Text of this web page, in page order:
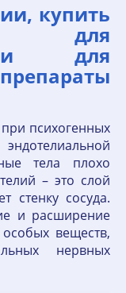
купить
для
для
психогенных
тела плохо
– это слой
стенку сосуда.
и расширение
веществ,
нервных